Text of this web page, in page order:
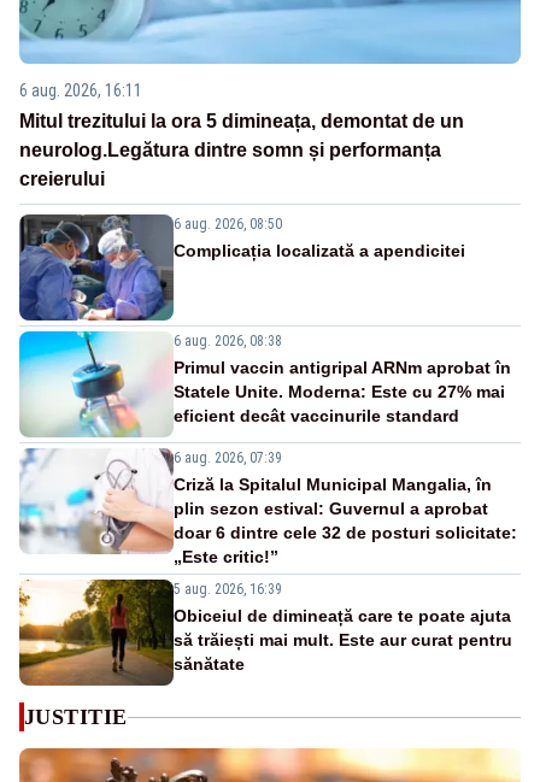
6 aug. 2026, 16:11
Mitul trezitului la ora 5 dimineața, demontat de un
neurolog.Legătura dintre somn și performanța
creierului
6 aug. 2026, 08:50
Complicația localizată a apendicitei
6 aug. 2026, 08:38
Primul vaccin antigripal ARNm aprobat în
Statele Unite. Moderna: Este cu 27% mai
eficient decât vaccinurile standard
6 aug. 2026, 07:39
Criză la Spitalul Municipal Mangalia, în
plin sezon estival: Guvernul a aprobat
doar 6 dintre cele 32 de posturi solicitate:
„Este critic!”
5 aug. 2026, 16:39
Obiceiul de dimineață care te poate ajuta
să trăiești mai mult. Este aur curat pentru
sănătate
JUSTITIE